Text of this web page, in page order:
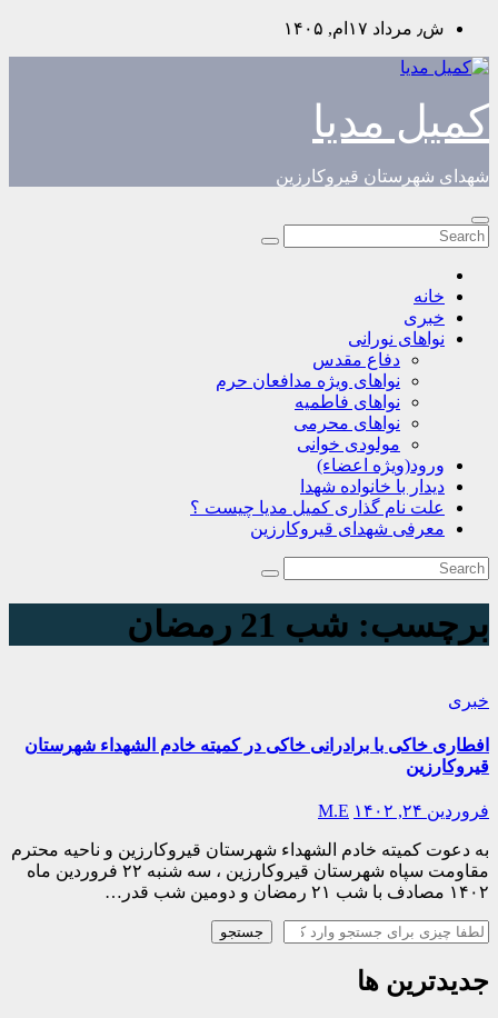
Skip
content
ش٫ مرداد ۱۷ام, ۱۴۰۵
کمیل مدیا
شهدای شهرستان قیروکارزین
خانه
خبری
نواهای نورانی
دفاع مقدس
نواهای ویژه مدافعان حرم
نواهای فاطمیه
نواهای محرمی
مولودی خوانی
ورود(ویژه اعضاء)
دیدار با خانواده شهدا
علت نام گذاری کمیل مدیا چیست ؟
معرفی شهدای قیروکارزین
برچسب: شب 21 رمضان
خبری
افطاری خاکی با برادرانی خاکی در کمیته خادم الشهداء شهرستان
قیروکارزین
فروردین ۲۴, ۱۴۰۲ M.E
به دعوت کمیته خادم الشهداء شهرستان قیروکارزین و ناحیه محترم
مقاومت سپاه شهرستان قیروکارزین ، سه شنبه ۲۲ فروردین ماه
۱۴۰۲ مصادف با شب ۲۱ رمضان و دومین شب قدر…
جستجو
جستجو
جدیدترین ها